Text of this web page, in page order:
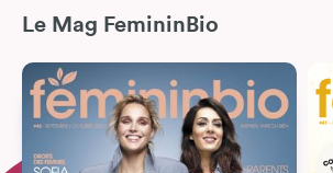
Le Mag FemininBio